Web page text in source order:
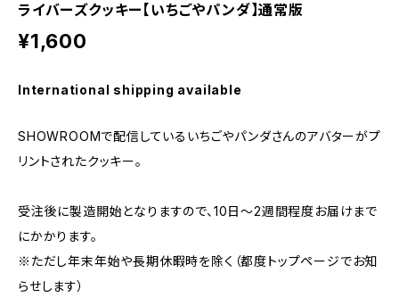
ライバーズクッキー【いちごやパンダ】通常版
¥1,600
International shipping available
SHOWROOMで配信しているいちごやパンダさんのアバターがプ
リントされたクッキー。
受注後に製造開始となりますので、10日～2週間程度お届けまで
にかかります。
※ただし年末年始や長期休暇時を除く（都度トップページでお知
らせします）